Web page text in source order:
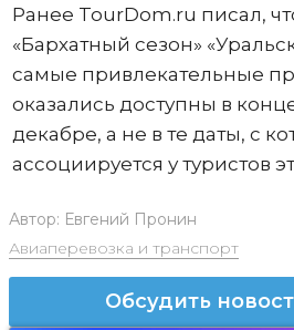
Ранее TourDom.ru писал,
«Бархатный сезон»
самые привлекательные
оказались доступны в
декабре, а не в те даты, с
ассоциируется у туристов
Автор: Евгений Пронин
Авиаперевозка и транспорт
Обсудить